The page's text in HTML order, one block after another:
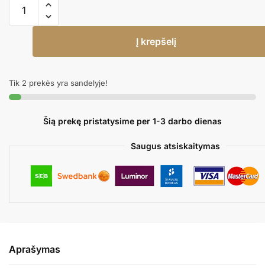
kiekis:
Popierinės
Rombhuses
Į krepšelį
Tik 2 prekės yra sandelyje!
Šią prekę pristatysime per 1-3 darbo dienas
Saugus atsiskaitymas
Aprašymas